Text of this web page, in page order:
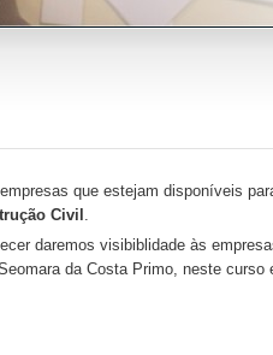
que estejam disponíveis
Civil .
daremos visibiblidade às
da Costa Primo, neste curso